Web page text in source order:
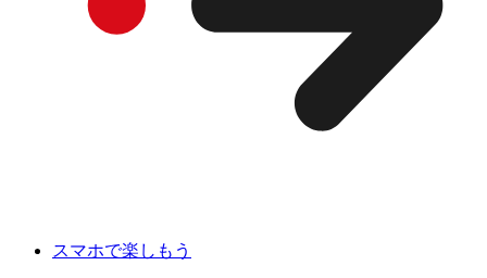
スマホで楽しもう